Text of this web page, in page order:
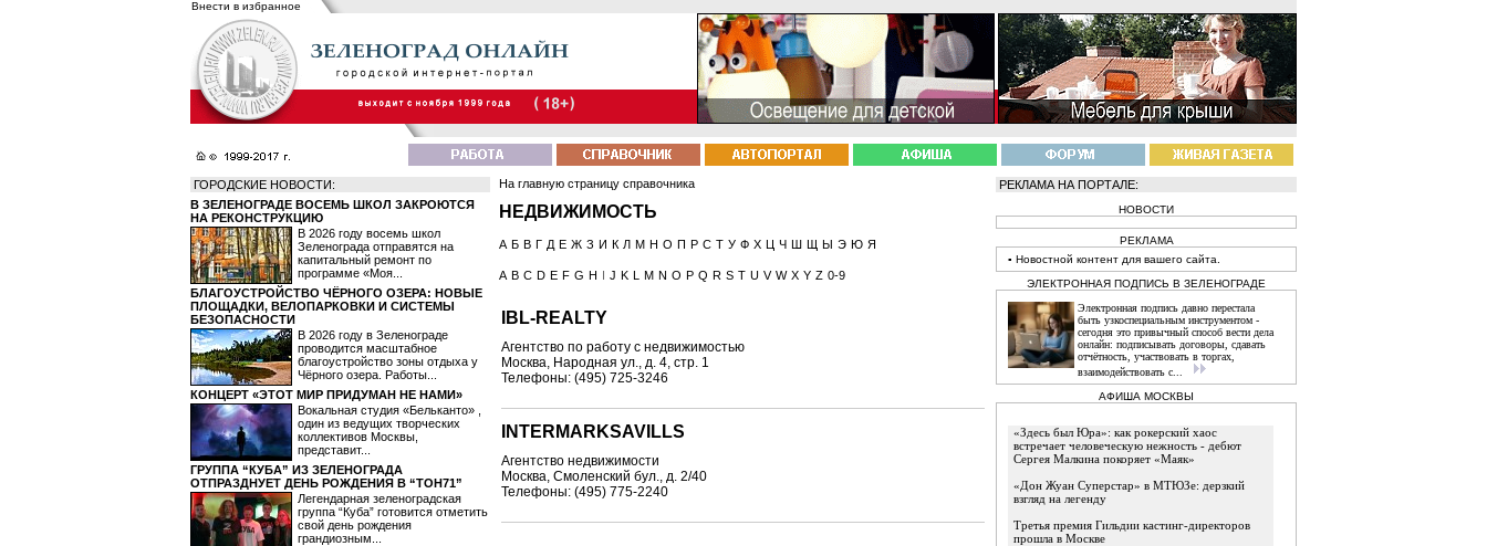
Внести в избранное
ГОРОДСКИЕ НОВОСТИ:
В ЗЕЛЕНОГРАДЕ ВОСЕМЬ ШКОЛ ЗАКРОЮТСЯ
НА РЕКОНСТРУКЦИЮ
В 2026 году восемь школ
Зеленограда отправятся на
капитальный ремонт по
программе «Моя...
БЛАГОУСТРОЙСТВО ЧЁРНОГО ОЗЕРА: НОВЫЕ
ПЛОЩАДКИ, ВЕЛОПАРКОВКИ И СИСТЕМЫ
БЕЗОПАСНОСТИ
В 2026 году в Зеленограде
проводится масштабное
благоустройство зоны отдыха у
Чёрного озера. Работы...
КОНЦЕРТ «ЭТОТ МИР ПРИДУМАН НЕ НАМИ»
Вокальная студия «Бельканто» ,
один из ведущих творческих
коллективов Москвы,
представит...
ГРУППА “КУБА” ИЗ ЗЕЛЕНОГРАДА
ОТПРАЗДНУЕТ ДЕНЬ РОЖДЕНИЯ В “ТОН71”
Легендарная зеленоградская
группа “Куба” готовится отметить
свой день рождения
грандиозным...
На главную страницу справочника
НЕДВИЖИМОСТЬ
А Б В Г Д Е Ж З И К Л М Н О П Р С Т У Ф Х Ц Ч Ш Щ Ы Э Ю Я
A B C D E F G H J K L M N O P Q R S T U V W X Y Z 0-9
IBL-REALTY
Агентство по работу с недвижимостью
Москва, Народная ул., д. 4, стр. 1
Телефоны: (495) 725-3246
INTERMARKSAVILLS
Агентство недвижимости
Москва, Смоленский бул., д. 2/40
Телефоны: (495) 775-2240
РЕКЛАМА НА ПОРТАЛЕ:
НОВОСТИ
РЕКЛАМА
▪ Новостной контент для вашего сайта.
ЭЛЕКТРОННАЯ ПОДПИСЬ В ЗЕЛЕНОГРАДЕ
Электронная подпись давно перестала
быть узкоспециальным инструментом -
сегодня это привычный способ вести дела
онлайн: подписывать договоры, сдавать
отчётность, участвовать в торгах,
взаимодействовать с...
АФИША МОСКВЫ
«Здесь был Юра»: как рокерский хаос
встречает человеческую нежность - дебют
Сергея Малкина покоряет «Маяк»
«Дон Жуан Суперстар» в МТЮЗе: дерзкий
взгляд на легенду
Третья премия Гильдии кастинг-директоров
прошла в Москве